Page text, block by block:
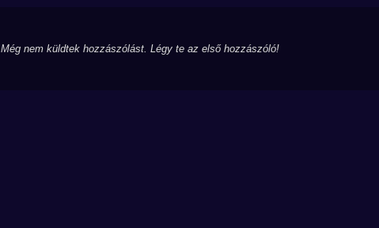
Még nem küldtek hozzászólást. Légy te az első hozzászóló!